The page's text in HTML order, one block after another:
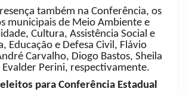
também na Conferência, os
municipais de Meio Ambiente e
Cultura, Assistência Social e
Educação e Defesa Civil, Flávio
Carvalho, Diogo Bastos, Sheila
Evalder Perini, respectivamente.
para Conferência Estadual